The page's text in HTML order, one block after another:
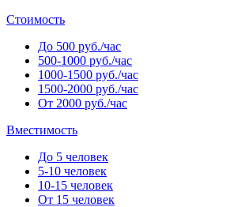
Стоимость
До 500 руб./час
500-1000 руб./час
1000-1500 руб./час
1500-2000 руб./час
От 2000 руб./час
Вместимость
До 5 человек
5-10 человек
10-15 человек
От 15 человек